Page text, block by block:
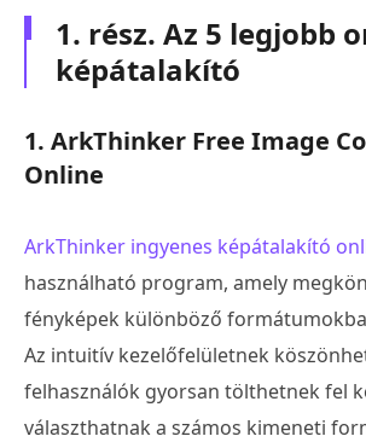
1. rész. Az 5 legjobb
képátalakító
1. ArkThinker Free Image
Online
ArkThinker ingyenes képátalakító
használható program, amely
fényképek különböző
Az intuitív kezelőfelületnek
felhasználók gyorsan tölthetnek fel
választhatnak a számos kimeneti